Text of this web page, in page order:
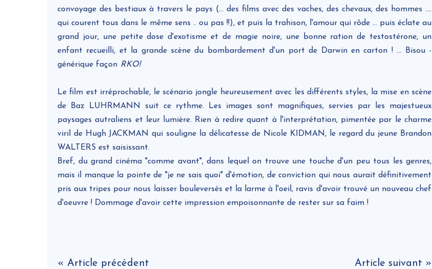
convoyage des bestiaux à travers le pays (... des films avec des vaches, des chevaux, des hommes ....
qui courent tous dans le même sens .. ou pas !!), et puis la trahison, l'amour qui rôde ... puis éclate au
grand jour, une petite dose d'exotisme et de magie noire, une bonne ration de testostérone, un
enfant recueilli, et la grande scène du bombardement d'un port de Darwin en carton ! ... Bisou -
générique façon RKO!
Le film est irréprochable, le scénario jongle heureusement avec les différents styles, la mise en scène
de Baz LUHRMANN suit ce rythme. Les images sont magnifiques, servies par les majestueux
paysages autraliens et leur lumière. Rien à redire quant à l'interprétation, pimentée par le charme
viril de Hugh JACKMAN qui souligne la délicatesse de Nicole KIDMAN, le regard du jeune Brandon
WALTERS est saisissant.
Bref, du grand cinéma "comme avant", dans lequel on trouve une touche d'un peu tous les genres,
mais il manque la pointe de "je ne sais quoi" d'émotion, de conviction qui nous aurait définitivement
pris aux tripes pour nous laisser bouleversés et la larme à l'oeil, ravis d'avoir trouvé un nouveau chef
d'oeuvre ! Dommage d'avoir cette impression empoisonnante de rester sur sa faim !
« Article précédent Article suivant »